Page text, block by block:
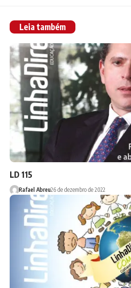
Leia também
LD 115
Rafael Abreu26 de dezembro de 2022